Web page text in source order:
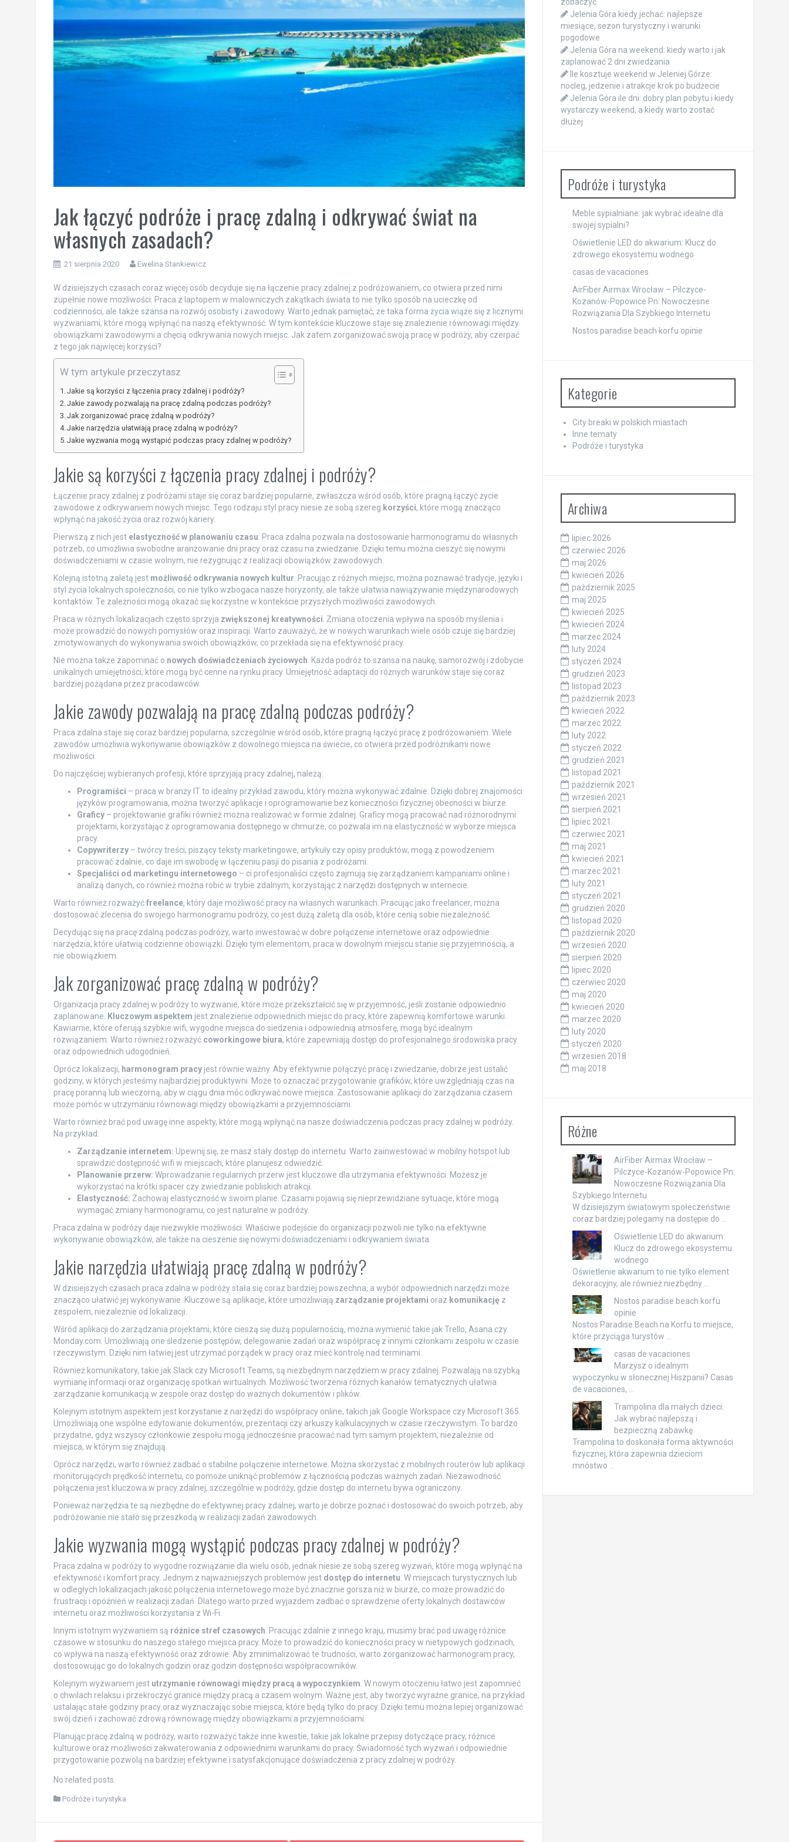
Jak łączyć podróże i pracę zdalną i odkrywać świat na
własnych zasadach?
21 sierpnia 2020 Ewelina Stankiewicz
W dzisiejszych czasach coraz więcej osób decyduje się na łączenie pracy zdalnej z podróżowaniem, co otwiera przed nimi
zupełnie nowe możliwości. Praca z laptopem w malowniczych zakątkach świata to nie tylko sposób na ucieczkę od
codzienności, ale także szansa na rozwój osobisty i zawodowy. Warto jednak pamiętać, że taka forma życia wiąże się z licznymi
wyzwaniami, które mogą wpłynąć na naszą efektywność. W tym kontekście kluczowe staje się znalezienie równowagi między
obowiązkami zawodowymi a chęcią odkrywania nowych miejsc. Jak zatem zorganizować swoją pracę w podróży, aby czerpać
z tego jak najwięcej korzyści?
W tym artykule przeczytasz
Jakie są korzyści z łączenia pracy zdalnej i podróży?
Jakie zawody pozwalają na pracę zdalną podczas podróży?
Jak zorganizować pracę zdalną w podróży?
Jakie narzędzia ułatwiają pracę zdalną w podróży?
Jakie wyzwania mogą wystąpić podczas pracy zdalnej w podróży?
Jakie są korzyści z łączenia pracy zdalnej i podróży?
Łączenie pracy zdalnej z podróżami staje się coraz bardziej popularne, zwłaszcza wśród osób, które pragną łączyć życie
zawodowe z odkrywaniem nowych miejsc. Tego rodzaju styl pracy niesie ze sobą szereg korzyści, które mogą znacząco
wpłynąć na jakość życia oraz rozwój kariery.
Pierwszą z nich jest elastyczność w planowaniu czasu. Praca zdalna pozwala na dostosowanie harmonogramu do własnych
potrzeb, co umożliwia swobodne aranżowanie dni pracy oraz czasu na zwiedzanie. Dzięki temu można cieszyć się nowymi
doświadczeniami w czasie wolnym, nie rezygnując z realizacji obowiązków zawodowych.
Kolejną istotną zaletą jest możliwość odkrywania nowych kultur. Pracując z różnych miejsc, można poznawać tradycje, języki i
styl życia lokalnych społeczności, co nie tylko wzbogaca nasze horyzonty, ale także ułatwia nawiązywanie międzynarodowych
kontaktów. Te zależności mogą okazać się korzystne w kontekście przyszłych możliwości zawodowych.
Praca w różnych lokalizacjach często sprzyja zwiększonej kreatywności. Zmiana otoczenia wpływa na sposób myślenia i
może prowadzić do nowych pomysłów oraz inspiracji. Warto zauważyć, że w nowych warunkach wiele osób czuje się bardziej
zmotywowanych do wykonywania swoich obowiązków, co przekłada się na efektywność pracy.
Nie można także zapominać o nowych doświadczeniach życiowych. Każda podróż to szansa na naukę, samorozwój i zdobycie
unikalnych umiejętności, które mogą być cenne na rynku pracy. Umiejętność adaptacji do różnych warunków staje się coraz
bardziej pożądana przez pracodawców.
Jakie zawody pozwalają na pracę zdalną podczas podróży?
Praca zdalna staje się coraz bardziej popularna, szczególnie wśród osób, które pragną łączyć pracę z podróżowaniem. Wiele
zawodów umożliwia wykonywanie obowiązków z dowolnego miejsca na świecie, co otwiera przed podróżnikami nowe
możliwości.
Do najczęściej wybieranych profesji, które sprzyjają pracy zdalnej, należą:
Programiści – praca w branży IT to idealny przykład zawodu, który można wykonywać zdalnie. Dzięki dobrej znajomości
języków programowania, można tworzyć aplikacje i oprogramowanie bez konieczności fizycznej obecności w biurze.
Graficy– projektowanie grafiki również można realizować w formie zdalnej. Graficy mogą pracować nad różnorodnymi
projektami, korzystając z oprogramowania dostępnego w chmurze, co pozwala im na elastyczność w wyborze miejsca
pracy.
Copywriterzy– twórcy treści, piszący teksty marketingowe, artykuły czy opisy produktów, mogą z powodzeniem
pracować zdalnie, co daje im swobodę w łączeniu pasji do pisania z podróżami.
Specjaliści od marketingu internetowego – ci profesjonaliści często zajmują się zarządzaniem kampaniami online i
analizą danych, co również można robić w trybie zdalnym, korzystając z narzędzi dostępnych w internecie.
Warto również rozważyćfreelance, który daje możliwość pracy na własnych warunkach. Pracując jako freelancer, można
dostosować zlecenia do swojego harmonogramu podróży, co jest dużą zaletą dla osób, które cenią sobie niezależność.
Decydując się na pracę zdalną podczas podróży, warto inwestować w dobre połączenie internetowe oraz odpowiednie
narzędzia, które ułatwią codzienne obowiązki. Dzięki tym elementom, praca w dowolnym miejscu stanie się przyjemnością, a
nie obowiązkiem.
Jak zorganizować pracę zdalną w podróży?
Organizacja pracy zdalnej w podróży to wyzwanie, które może przekształcić się w przyjemność, jeśli zostanie odpowiednio
zaplanowane. Kluczowym aspektem jest znalezienie odpowiednich miejsc do pracy, które zapewnią komfortowe warunki.
Kawiarnie, które oferują szybkie wifi, wygodne miejsca do siedzenia i odpowiednią atmosferę, mogą być idealnym
rozwiązaniem. Warto również rozważyć coworkingowe biura, które zapewniają dostęp do profesjonalnego środowiska pracy
oraz odpowiednich udogodnień.
Oprócz lokalizacji, harmonogram pracyjest równie ważny. Aby efektywnie połączyć pracę i zwiedzanie, dobrze jest ustalić
godziny, w których jesteśmy najbardziej produktywni. Może to oznaczać przygotowanie grafików, które uwzględniają czas na
pracę poranną lub wieczorną, aby w ciągu dnia móc odkrywać nowe miejsca. Zastosowanie aplikacji do zarządzania czasem
może pomóc w utrzymaniu równowagi między obowiązkami a przyjemnościami.
Warto również brać pod uwagę inne aspekty, które mogą wpłynąć na nasze doświadczenia podczas pracy zdalnej w podróży.
Na przykład:
Zarządzanie internetem: Upewnij się, że masz stały dostęp do internetu. Warto zainwestować w mobilny hotspot lub
sprawdzić dostępność wifi w miejscach, które planujesz odwiedzić.
Planowanie przerw: Wprowadzanie regularnych przerw jest kluczowe dla utrzymania efektywności. Możesz je
wykorzystać na krótki spacer czy zwiedzanie pobliskich atrakcji.
Elastyczność: Zachowaj elastyczność w swoim planie. Czasami pojawią się nieprzewidziane sytuacje, które mogą
wymagać zmiany harmonogramu, co jest naturalne w podróży.
Praca zdalna w podróży daje niezwykłe możliwości. Właściwe podejście do organizacji pozwoli nie tylko na efektywne
wykonywanie obowiązków, ale także na cieszenie się nowymi doświadczeniami i odkrywaniem świata.
Jakie narzędzia ułatwiają pracę zdalną w podróży?
W dzisiejszych czasach praca zdalna w podróży stała się coraz bardziej powszechna, a wybór odpowiednich narzędzi może
znacząco ułatwić jej wykonywanie. Kluczowe są aplikacje, które umożliwiają zarządzanie projektami oraz komunikację z
zespołem, niezależnie od lokalizacji.
Wśród aplikacji do zarządzania projektami, które cieszą się dużą popularnością, można wymienić takie jak Trello, Asana czy
Monday.com. Umożliwiają one śledzenie postępów, delegowanie zadań oraz współpracę z innymi członkami zespołu w czasie
rzeczywistym. Dzięki nim łatwiej jest utrzymać porządek w pracy oraz mieć kontrolę nad terminami.
Również komunikatory, takie jak Slack czy Microsoft Teams, są niezbędnym narzędziem w pracy zdalnej. Pozwalają na szybką
wymianę informacji oraz organizację spotkań wirtualnych. Możliwość tworzenia różnych kanałów tematycznych ułatwia
zarządzanie komunikacją w zespole oraz dostęp do ważnych dokumentów i plików.
Kolejnym istotnym aspektem jest korzystanie z narzędzi do współpracy online, takich jak Google Workspace czy Microsoft 365.
Umożliwiają one wspólne edytowanie dokumentów, prezentacji czy arkuszy kalkulacyjnych w czasie rzeczywistym. To bardzo
przydatne, gdyż wszyscy członkowie zespołu mogą jednocześnie pracować nad tym samym projektem, niezależnie od
miejsca, w którym się znajdują.
Oprócz narzędzi, warto również zadbać o stabilne połączenie internetowe. Można skorzystać z mobilnych routerów lub aplikacji
monitorujących prędkość internetu, co pomoże uniknąć problemów z łącznością podczas ważnych zadań. Niezawodność
połączenia jest kluczowa w pracy zdalnej, szczególnie w podróży, gdzie dostęp do internetu bywa ograniczony.
Ponieważ narzędzia te są niezbędne do efektywnej pracy zdalnej, warto je dobrze poznać i dostosować do swoich potrzeb, aby
podróżowanie nie stało się przeszkodą w realizacji zadań zawodowych.
Jakie wyzwania mogą wystąpić podczas pracy zdalnej w podróży?
Praca zdalna w podróży to wygodne rozwiązanie dla wielu osób, jednak niesie ze sobą szereg wyzwań, które mogą wpłynąć na
efektywność i komfort pracy. Jednym z najważniejszych problemów jest dostęp do internetu. W miejscach turystycznych lub
w odległych lokalizacjach jakość połączenia internetowego może być znacznie gorsza niż w biurze, co może prowadzić do
frustracji i opóźnień w realizacji zadań. Dlatego warto przed wyjazdem zadbać o sprawdzenie oferty lokalnych dostawców
internetu oraz możliwości korzystania z Wi-Fi.
Innym istotnym wyzwaniem są różnice stref czasowych. Pracując zdalnie z innego kraju, musimy brać pod uwagę różnice
czasowe w stosunku do naszego stałego miejsca pracy. Może to prowadzić do konieczności pracy w nietypowych godzinach,
co wpływa na naszą efektywność oraz zdrowie. Aby zminimalizować te trudności, warto zorganizować harmonogram pracy,
dostosowując go do lokalnych godzin oraz godzin dostępności współpracowników.
Kolejnym wyzwaniem jest utrzymanie równowagi między pracą a wypoczynkiem. W nowym otoczeniu łatwo jest zapomnieć
o chwilach relaksu i przekroczyć granice między pracą a czasem wolnym. Ważne jest, aby tworzyć wyraźne granice, na przykład
ustalając stałe godziny pracy oraz wyznaczając sobie miejsca, które będą tylko do pracy. Dzięki temu można lepiej organizować
swój dzień i zachować zdrową równowagę między obowiązkami a przyjemnościami.
Planując pracę zdalną w podróży, warto rozważyć także inne kwestie, takie jak lokalne przepisy dotyczące pracy, różnice
kulturowe oraz możliwości zakwaterowania z odpowiednimi warunkami do pracy. Świadomość tych wyzwań i odpowiednie
przygotowanie pozwolą na bardziej efektywne i satysfakcjonujące doświadczenia z pracy zdalnej w podróży.
No related posts.
Podróże i turystyka
Jelenia Góra kiedy jechać: najlepsze
miesiące, sezon turystyczny i warunki
pogodowe
Jelenia Góra na weekend: kiedy warto i jak
zaplanować 2 dni zwiedzania
Ile kosztuje weekend w Jeleniej Górze:
nocleg, jedzenie i atrakcje krok po budżecie
Jelenia Góra ile dni: dobry plan pobytu i kiedy
wystarczy weekend, a kiedy warto zostać
dłużej
Podróże i turystyka
Meble sypialniane: jak wybrać idealne dla
swojej sypialni?
Oświetlenie LED do akwarium: Klucz do
zdrowego ekosystemu wodnego
casas de vacaciones
AirFiber Airmax Wrocław – Pilczyce-
Kozanów-Popowice Pn: Nowoczesne
Rozwiązania Dla Szybkiego Internetu
Nostos paradise beach korfu opinie
Kategorie
City breaki w polskich miastach
Inne tematy
Podróże i turystyka
Archiwa
lipiec 2026
czerwiec 2026
maj 2026
kwiecień 2026
październik 2025
maj 2025
kwiecień 2025
kwiecień 2024
marzec 2024
luty 2024
styczeń 2024
grudzień 2023
listopad 2023
październik 2023
kwiecień 2022
marzec 2022
luty 2022
styczeń 2022
grudzień 2021
listopad 2021
październik 2021
wrzesień 2021
sierpień 2021
lipiec 2021
czerwiec 2021
maj 2021
kwiecień 2021
marzec 2021
luty 2021
styczeń 2021
grudzień 2020
listopad 2020
październik 2020
wrzesień 2020
sierpień 2020
lipiec 2020
czerwiec 2020
maj 2020
kwiecień 2020
marzec 2020
luty 2020
styczeń 2020
wrzesień 2018
maj 2018
Różne
AirFiber Airmax Wrocław –
Pilczyce-Kozanów-Popowice Pn:
Nowoczesne Rozwiązania Dla
Szybkiego Internetu
W dzisiejszym światowym społeczeństwie
coraz bardziej polegamy na dostępie do …
Oświetlenie LED do akwarium:
Klucz do zdrowego ekosystemu
wodnego
Oświetlenie akwarium to nie tylko element
dekoracyjny, ale również niezbędny …
Nostos paradise beach korfu
opinie
Nostos Paradise Beach na Korfu to miejsce,
które przyciąga turystów …
casas de vacaciones
Marzysz o idealnym
wypoczynku w słonecznej Hiszpanii? Casas
de vacaciones, …
Trampolina dla małych dzieci:
Jak wybrać najlepszą i
bezpieczną zabawkę
Trampolina to doskonała forma aktywności
fizycznej, która zapewnia dzieciom
mnóstwo …